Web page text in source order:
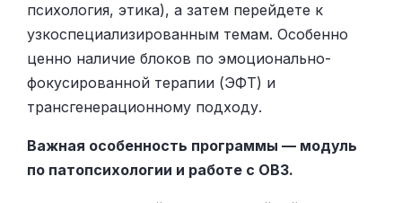
психология, этика), а затем перейдете к
узкоспециализированным темам. Особенно
ценно наличие блоков по эмоционально-
фокусированной терапии (ЭФТ) и
трансгенерационному подходу.
Важная особенность программы — модуль
по патопсихологии и работе с ОВЗ.